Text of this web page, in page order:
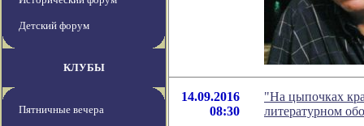
Детский форум
КЛУБЫ
Пятничные вечера
14.09.2016
08:30
"На цыпочках
литературном